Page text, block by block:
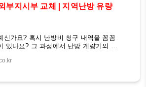
부지시부 교체 | 지역난방 유량
신가요? 혹시 난방비 청구 내역을 꼼꼼
있나요? 그 과정에서 난방 계량기의 외
요? 이런 문제가 발생하면 어떻게 해결